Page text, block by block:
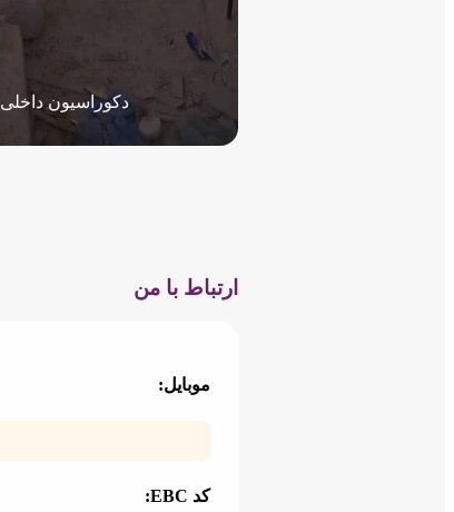
دکوراسیون داخلی
ارتباط با من
موبایل:
کد EBC: